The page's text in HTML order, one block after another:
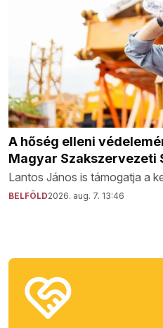
A hőség elleni
Magyar Szakszervezeti
Lantos János is támogatja a
BELFÖLD2026. aug. 7. 13:46